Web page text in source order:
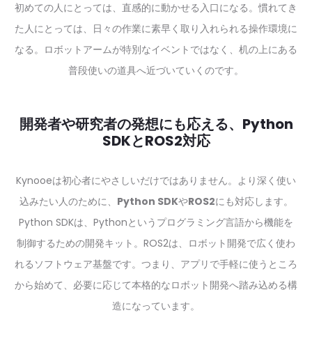
初めての人にとっては、直感的に動かせる入口になる。慣れてき
た人にとっては、日々の作業に素早く取り入れられる操作環境に
なる。ロボットアームが特別なイベントではなく、机の上にある
普段使いの道具へ近づいていくのです。
開発者や研究者の発想にも応える、Python
SDKとROS2対応
Kynooeは初心者にやさしいだけではありません。より深く使い
込みたい人のために、 Python SDKやROS2にも対応します。
Python SDKは、Pythonというプログラミング言語から機能を
制御するための開発キット。ROS2は、ロボット開発で広く使わ
れるソフトウェア基盤です。つまり、アプリで手軽に使うところ
から始めて、必要に応じて本格的なロボット開発へ踏み込める構
造になっています。